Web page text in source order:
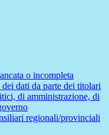
o incompleta
dati da parte dei titolari
di amministrazione, di
regionali/provinciali